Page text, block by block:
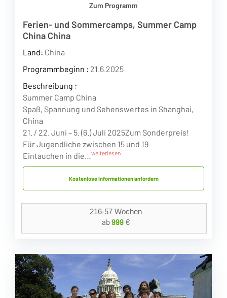
Zum Programm
Ferien- und Sommercamps, Summer Camp
China China
Land: China
Programmbeginn : 21.6.2025
Beschreibung :
Summer Camp China
Spaß, Spannung und Sehenswertes in Shanghai,
China
21. / 22. Juni – 5. (6.) Juli 2025Zum Sonderpreis!
Für Jugendliche zwischen 15 und 19
Eintauchen in die…weiterlesen
Kostenlose Informationen anfordern
216-57 Wochen
ab999€